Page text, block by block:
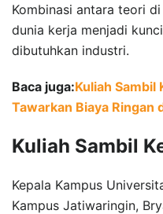
Kombinasi antara teori
dunia kerja menjadi
dibutuhkan industri.
Baca juga:Kuliah Sambil
Tawarkan Biaya Ringan
Kuliah Sambil
Kepala Kampus
Kampus Jatiwaringin,